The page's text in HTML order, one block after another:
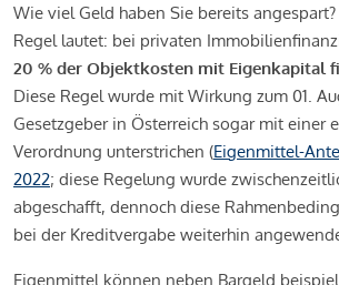
Wie viel Geld haben Sie bereits
Regel lautet: bei privaten
20 % der Objektkosten mit Eigenkapital
Diese Regel wurde mit Wirkung zum 01.
Gesetzgeber in Österreich sogar mit einer
Verordnung unterstrichen (Eigenmittel-
2022; diese Regelung wurde
abgeschafft, dennoch diese
bei der Kreditvergabe weiterhin
Eigenmittel können neben Bargeld